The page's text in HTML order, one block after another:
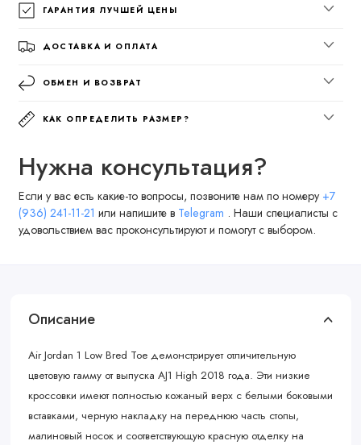
ГАРАНТИЯ ЛУЧШЕЙ ЦЕНЫ
ДОСТАВКА И ОПЛАТА
ОБМЕН И ВОЗВРАТ
КАК ОПРЕДЕЛИТЬ РАЗМЕР?
Нужна консультация?
Если у вас есть какие-то вопросы, позвоните нам по номеру +7
(936) 241-11-21 или напишите в Telegram . Наши специалисты с
удовольствием вас проконсультируют и помогут с выбором.
Описание
Air Jordan 1 Low Bred Toe демонстрирует отличительную
цветовую гамму от выпуска AJ1 High 2018 года. Эти низкие
кроссовки имеют полностью кожаный верх с белыми боковыми
вставками, черную накладку на переднюю часть стопы,
малиновый носок и соответствующую красную отделку на